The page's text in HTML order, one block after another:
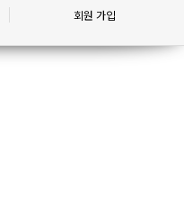
회원 가입